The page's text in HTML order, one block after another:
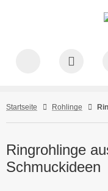
Startseite Rohlinge
Ringrohlinge
Schmuckideen